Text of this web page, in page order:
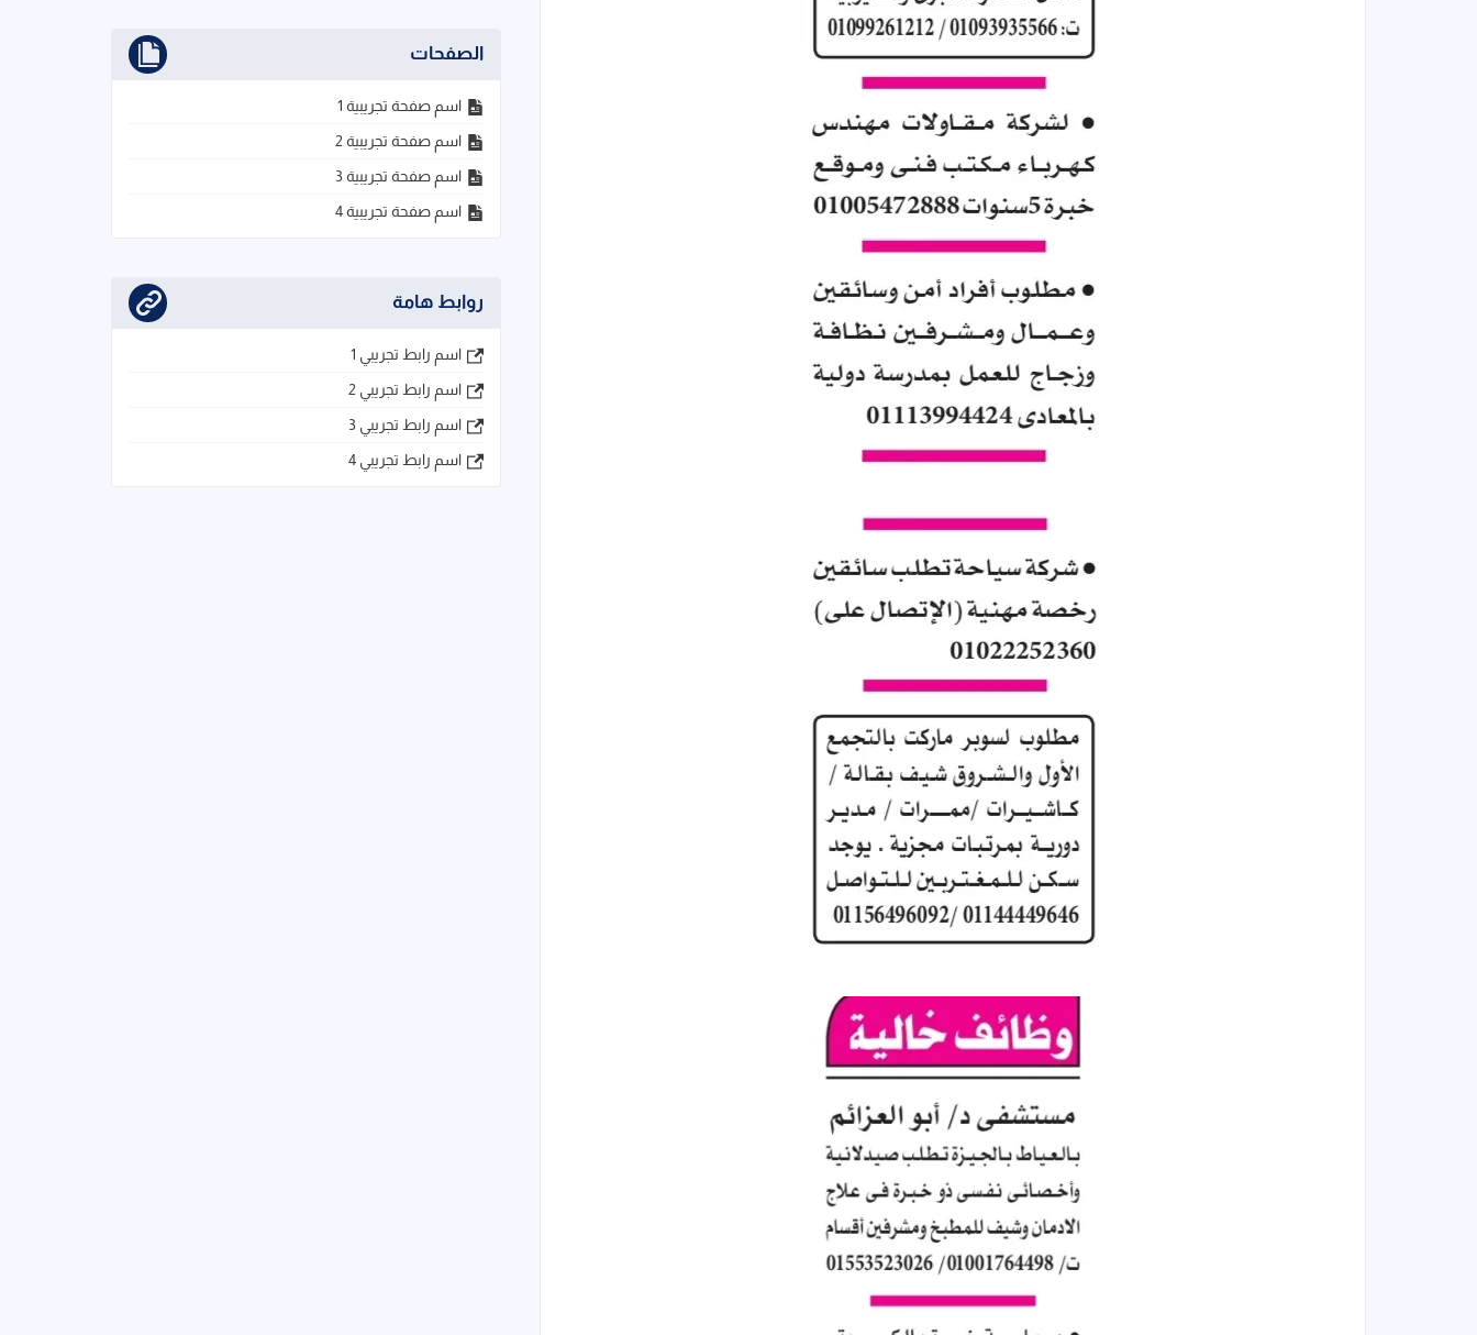
الصفحات
اسم صفحة تجريبية 1
اسم صفحة تجريبية 2
اسم صفحة تجريبية 3
اسم صفحة تجريبية 4
روابط هامة
اسم رابط تجريبي 1
اسم رابط تجريبي 2
اسم رابط تجريبي 3
اسم رابط تجريبي 4